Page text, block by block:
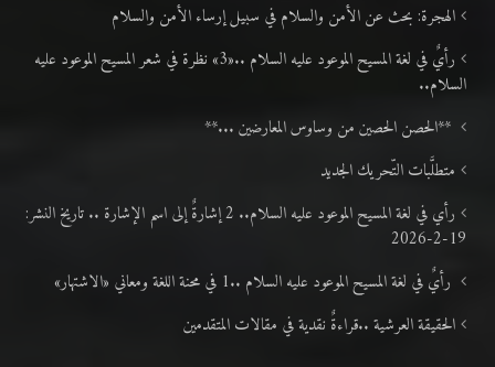
الهجرة: بحث عن الأمن والسلام في سبيل إرساء الأمن والسلام
رأيٌ في لغة المسيح الموعود عليه السلام ..«3» نظرة في شعر المسيح الموعود عليه
السلام..
**الحصن الحصين من وساوس المعارضين ...**
متطلَّبات التّحريك الجديد
رأي في لغة المسيح الموعود عليه السلام.. 2 إشارةٌ إلى اسم الإشارة .. تاريخ النشر:
19-2-2026
رأيٌ في لغة المسيح الموعود عليه السلام ..1 في محنة اللغة ومعاني «الاشتهار»
الحقيقة العرشية ..قراءةٌ نقدية في مقالات المتقدمين